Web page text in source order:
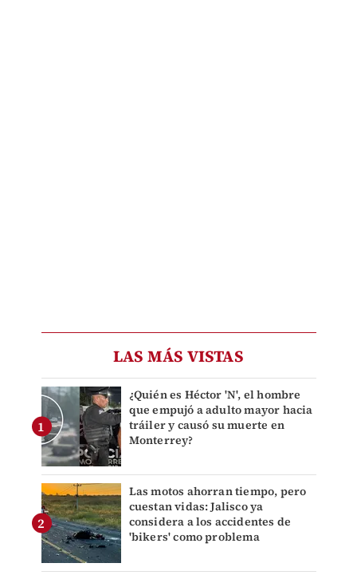
LAS MÁS VISTAS
¿Quién es Héctor 'N', el hombre
que empujó a adulto mayor hacia
tráiler y causó su muerte en
Monterrey?
Las motos ahorran tiempo, pero
cuestan vidas: Jalisco ya
considera a los accidentes de
'bikers' como problema